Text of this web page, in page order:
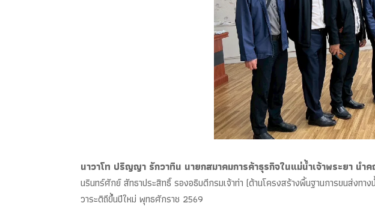
นาวาโท ปริญญา รักวาทิน นายกสมาคมการค้าธุรกิจในแม่น้ำเจ้าพระยา น
นรินทร์ศักย์ สัทธาประสิทธิ์ รองอธิบดีกรมเจ้าท่า (ด้านโครงสร้างพื้นฐานการขนส่ง
วาระดิถีขึ้นปีใหม่ พุทธศักราช 2569